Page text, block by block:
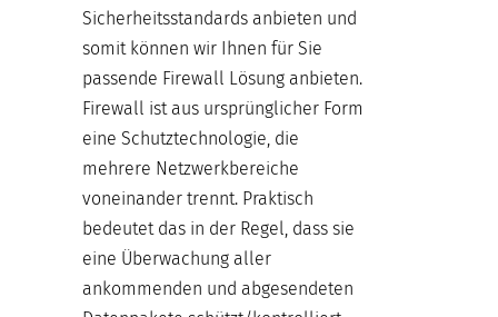
Sicherheitsstandards anbieten und
somit können wir Ihnen für Sie
passende Firewall Lösung anbieten.
Firewall ist aus ursprünglicher Form
eine Schutztechnologie, die
mehrere Netzwerkbereiche
voneinander trennt. Praktisch
bedeutet das in der Regel, dass sie
eine Überwachung aller
ankommenden und abgesendeten